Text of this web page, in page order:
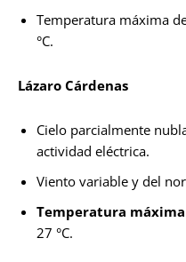
Temperatura máxima
°C.
Lázaro Cárdenas
Cielo parcialmente
actividad eléctrica.
Viento variable y del
Temperatura máxima
27 °C.